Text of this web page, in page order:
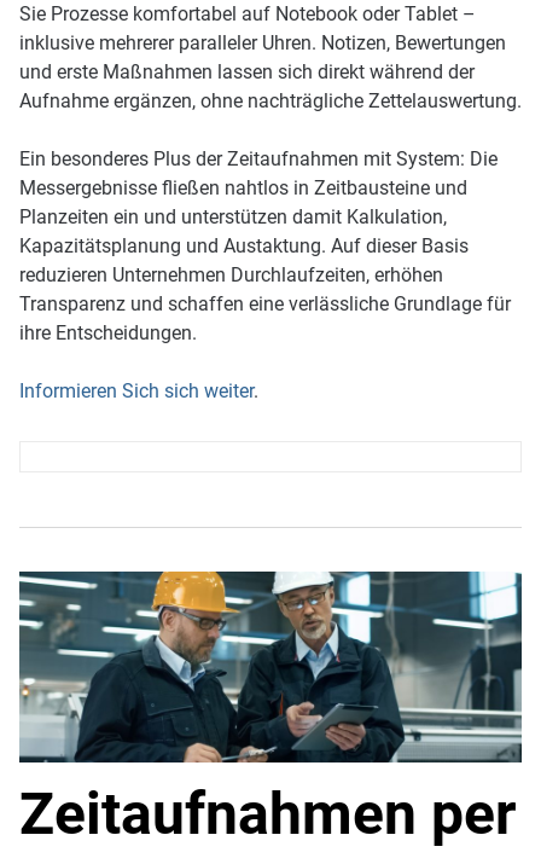
Sie Prozesse komfortabel auf Notebook oder Tablet –
inklusive mehrerer paralleler Uhren. Notizen, Bewertungen
und erste Maßnahmen lassen sich direkt während der
Aufnahme ergänzen, ohne nachträgliche Zettelauswertung.
Ein besonderes Plus der Zeitaufnahmen mit System: Die
Messergebnisse fließen nahtlos in Zeitbausteine und
Planzeiten ein und unterstützen damit Kalkulation,
Kapazitätsplanung und Austaktung. Auf dieser Basis
reduzieren Unternehmen Durchlaufzeiten, erhöhen
Transparenz und schaffen eine verlässliche Grundlage für
ihre Entscheidungen.
Informieren Sich sich weiter.
Zeitaufnahmen per